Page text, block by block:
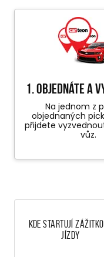
1. objednáte a
Na jednom z
objednaných
přijdete
vůz.
Kde startují
jízdy